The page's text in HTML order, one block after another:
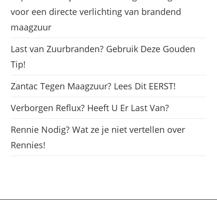
voor een directe verlichting van brandend
maagzuur
Last van Zuurbranden? Gebruik Deze Gouden
Tip!
Zantac Tegen Maagzuur? Lees Dit EERST!
Verborgen Reflux? Heeft U Er Last Van?
Rennie Nodig? Wat ze je niet vertellen over
Rennies!